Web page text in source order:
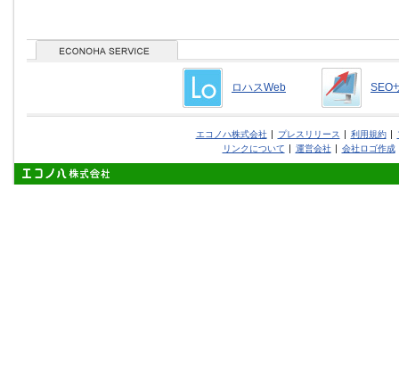
ロハスWeb SEO
エコノハ株式会社 プレスリリース 利用規約
リンクについて
運営会社 会社ロゴ作成